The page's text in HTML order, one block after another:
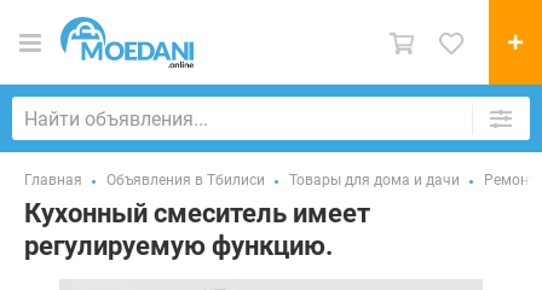
Главная Объявления в Тбилиси Товары для дома и дачи Ремонт
Кухонный смеситель имеет
регулируемую функцию.